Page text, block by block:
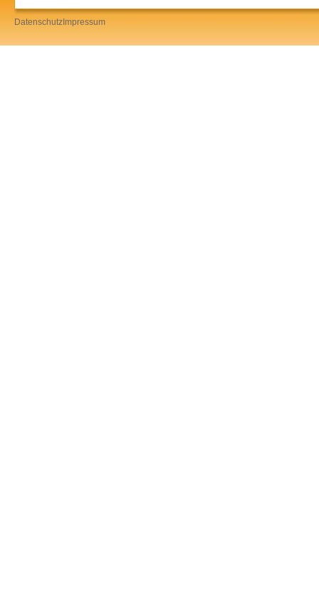
DatenschutzImpressum